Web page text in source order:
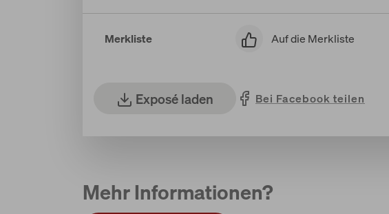
Merkliste Auf die Merkliste
Exposé laden Bei Facebook teilen
Mehr Informationen?